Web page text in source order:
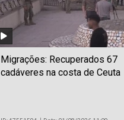
Migrações: Recuperados 67
cadáveres na costa de Ceuta